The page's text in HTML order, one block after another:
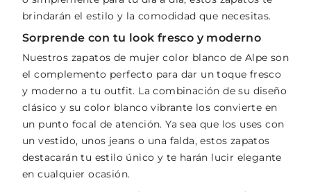
brindarán el estilo y la comodidad que necesitas.
Sorprende con tu look fresco y moderno
Nuestros zapatos de mujer color blanco de Alpe son
el complemento perfecto para dar un toque fresco
y moderno a tu outfit. La combinación de su diseño
clásico y su color blanco vibrante los convierte en
un punto focal de atención. Ya sea que los uses con
un vestido, unos jeans o una falda, estos zapatos
destacarán tu estilo único y te harán lucir elegante
en cualquier ocasión.